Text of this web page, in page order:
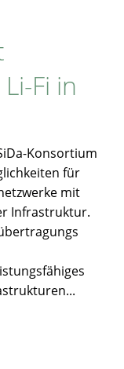
Fi in
Konsortium
für
mit
Infrastruktur.